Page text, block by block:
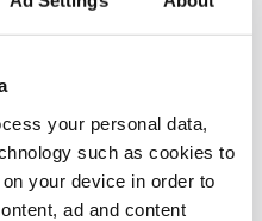
your personal data,
such as cookies to
your device in order to
ad and content